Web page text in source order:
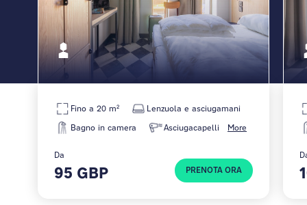
More
Fino a 20 m²
Lenzuola e asciugamani
Bagno in camera
Asciugacapelli
Da
95 GBP PRENOTA ORA